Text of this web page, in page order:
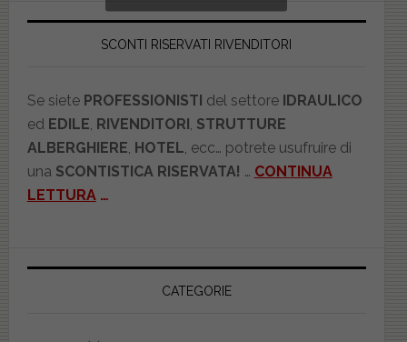
SCONTI RISERVATI RIVENDITORI
Se siete PROFESSIONISTI del settore IDRAULICO
ed EDILE, RIVENDITORI, STRUTTURE
ALBERGHIERE, HOTEL, ecc… potrete usufruire di
una SCONTISTICA RISERVATA! … CONTINUA
LETTURA…
CATEGORIE